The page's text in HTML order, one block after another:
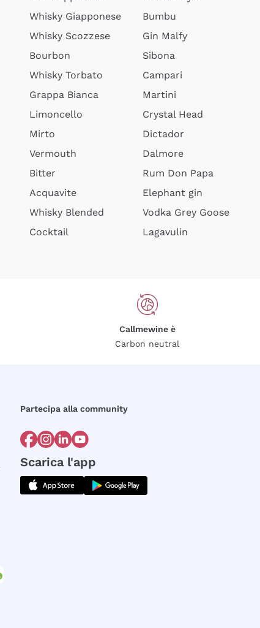
Whisky Giapponese
Whisky Scozzese
Bourbon
Whisky Torbato
Grappa Bianca
Limoncello
Mirto
Vermouth
Bitter
Acquavite
Whisky Blended
Cocktail
Bumbu
Gin Malfy
Sibona
Campari
Martini
Crystal Head
Dictador
Dalmore
Rum Don Papa
Elephant gin
Vodka Grey Goose
Lagavulin
Callmewine è
Carbon neutral
Partecipa alla community
Scarica l'app